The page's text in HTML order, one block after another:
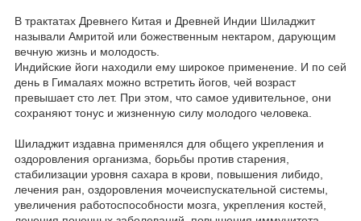
В трактатах Древнего Китая и Древней Индии Шиладжит
называли Амритой или божественным нектаром, дарующим
вечную жизнь и молодость.
Индийские йоги находили ему широкое применение. И по сей
день в Гималаях можно встретить йогов, чей возраст
превышает сто лет. При этом, что самое удивительное, они
сохраняют тонус и жизненную силу молодого человека.
Шиладжит издавна применялся для общего укрепления и
оздоровления организма, борьбы против старения,
стабилизации уровня сахара в крови, повышения либидо,
лечения ран, оздоровления мочеиспускательной системы,
увеличения работоспособности мозга, укрепления костей,